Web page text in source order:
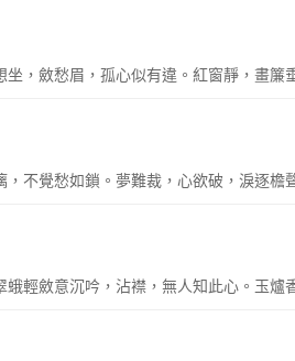
，斂愁眉，孤心似有違。紅窗靜，畫簾
不覺愁如鎖。夢難裁，心欲破，淚逐檐
輕斂意沉吟，沾襟，無人知此心。玉